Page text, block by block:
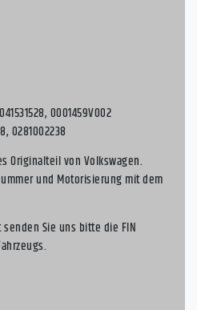
0001459V002
0281002238
Originalteil von Volkswagen.
und Motorisierung mit dem
Sie uns bitte die FIN